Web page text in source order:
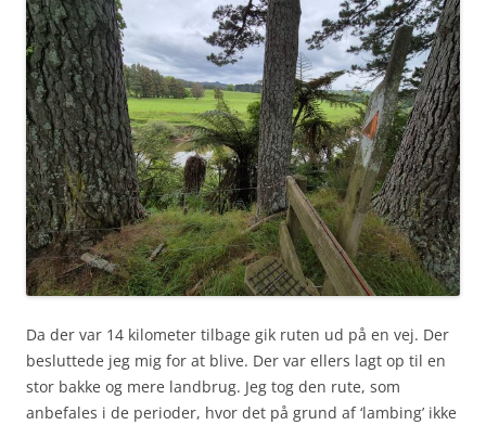
Da der var 14 kilometer tilbage gik ruten ud på en vej. Der
besluttede jeg mig for at blive. Der var ellers lagt op til en
stor bakke og mere landbrug. Jeg tog den rute, som
anbefales i de perioder, hvor det på grund af ‘lambing’ ikke